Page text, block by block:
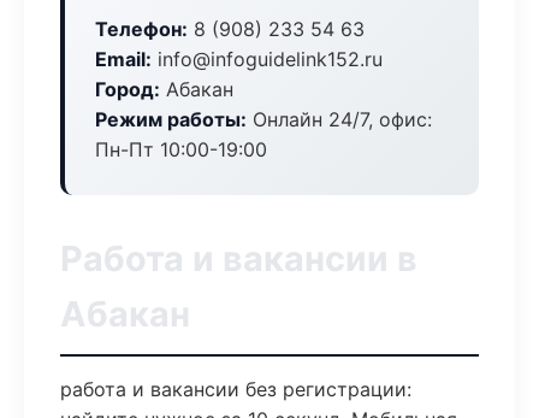
Телефон: 8 (908) 233 54 63
Email: info@infoguidelink152.ru
Город: Абакан
Режим работы: Онлайн 24/7, офис:
Пн-Пт 10:00-19:00
Работа и вакансии в
Абакан
работа и вакансии без регистрации: